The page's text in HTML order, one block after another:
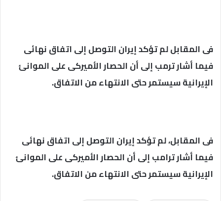
فى المقابل لم تؤكد إيران التوصل إلى اتفاق نهائى
فيما أشار ترمب إلى أن الحصار الأميركى على الموانئ
الإيرانية سيستمر حتى الانتهاء من الاتفاق.
فى المقابل، لم تؤكد إيران التوصل إلى اتفاق نهائى
فيما أشار ترامب إلى أن الحصار الأميركى على الموانئ
الإيرانية سيستمر حتى الانتهاء من الاتفاق.